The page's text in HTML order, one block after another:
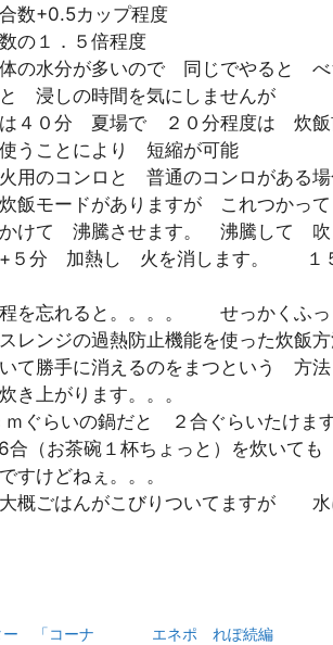
数+0.5カップ程度
の１．５倍程度
の水分が多いので 同じでやると べ
浸しの時間を気にしませんが
４０分 夏場で ２０分程度は 炊飯
うことにより 短縮が可能
用のコンロと 普通のコンロがある場
飯モードがありますが これつかっ
けて 沸騰させます。 沸騰して 吹
５分 加熱し 火を消します。 １
程を忘れると。。。。 せっかくふ
レンジの過熱防止機能を使った炊飯
て勝手に消えるのをまつという 方
上がります。。。
ぐらいの鍋だと ２合ぐらいたけます
（お茶碗１杯ちょっと）を炊いて
すけどねぇ。。。
概ごはんがこびりついてますが
ー 「コーナ
エネポ れぽ続編